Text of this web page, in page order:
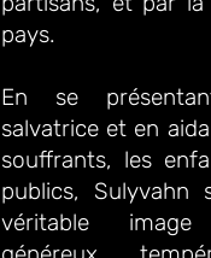
pays.
En se
salvatrice et en
souffrants, les
publics, Sulyvahn
véritable